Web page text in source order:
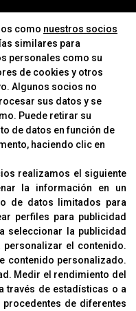
como nuestros socios
similares para
personales como su
de cookies y otros
Algunos socios no
sus datos y se
Puede retirar su
de datos en función de
haciendo clic en
realizamos el siguiente
la información en un
de datos limitados para
perfiles para publicidad
seleccionar la publicidad
personalizar el contenido.
contenido personalizado.
. Medir el rendimiento del
través de estadísticas o a
de diferentes